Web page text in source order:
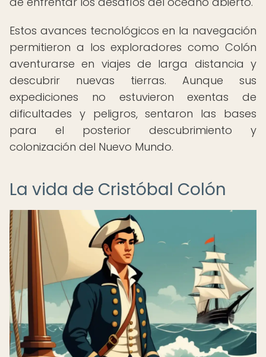
Estos avances tecnológicos en la navegación
permitieron a los exploradores como Colón
aventurarse en viajes de larga distancia y
descubrir nuevas tierras. Aunque sus
expediciones no estuvieron exentas de
dificultades y peligros, sentaron las bases
para el posterior descubrimiento y
colonización del Nuevo Mundo.
La vida de Cristóbal Colón